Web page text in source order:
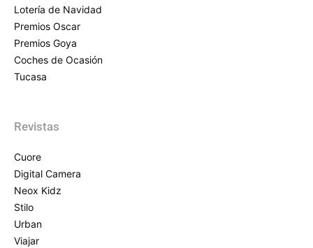
Lotería de Navidad
Premios Oscar
Premios Goya
Coches de Ocasión
Tucasa
Revistas
Cuore
Digital Camera
Neox Kidz
Stilo
Urban
Viajar